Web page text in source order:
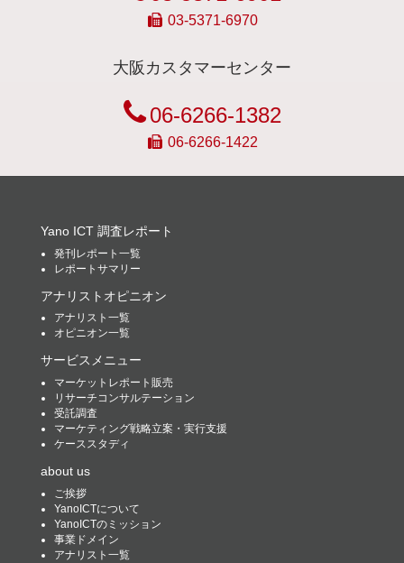
03-5371-6970
大阪カスタマーセンター
06-6266-1382
06-6266-1422
Yano ICT 調査レポート
発刊レポート一覧
レポートサマリー
アナリストオピニオン
アナリスト一覧
オピニオン一覧
サービスメニュー
マーケットレポート販売
リサーチコンサルテーション
受託調査
マーケティング戦略立案・実行支援
ケーススタディ
about us
ご挨拶
YanoICTについて
YanoICTのミッション
事業ドメイン
アナリスト一覧